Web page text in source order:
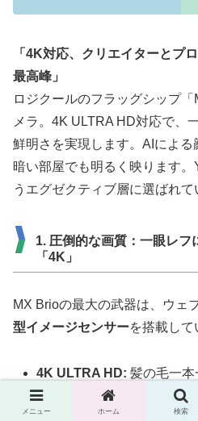
「4K対応、クリエイターとプ
最高峰」
ロジクールのフラッグシップ
メラ。4K ULTRA HD対応で、
鮮明さを実現します。AIによ
暗い部屋でも明るく映ります
うエグゼクティブ層に選ばれて
1. 圧倒的な画質：一眼レフ
「4K」
MX Brioの最大の武器は、ウェ
型イメージセンサーを搭載して
4K ULTRA HD: 髪の毛一本
に描写する解像度を持ちま
メニュー ホーム 検索